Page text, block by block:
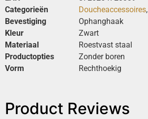
Categorieën
Doucheaccessoires,
Bevestiging
Ophanghaak
Kleur
Zwart
Materiaal
Roestvast staal
Productopties
Zonder boren
Vorm
Rechthoekig
Product Reviews